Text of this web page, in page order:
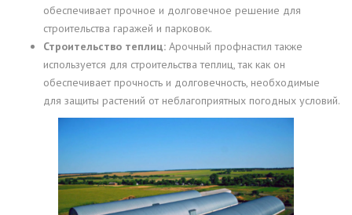
обеспечивает прочное и долговечное решение для
строительства гаражей и парковок.
Строительство теплиц: Арочный профнастил также
используется для строительства теплиц, так как он
обеспечивает прочность и долговечность, необходимые
для защиты растений от неблагоприятных погодных условий.